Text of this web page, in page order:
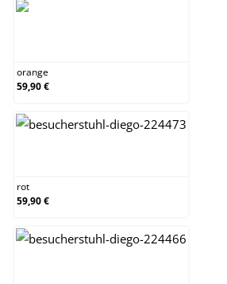
orange
59,90 €
rot
59,90 €